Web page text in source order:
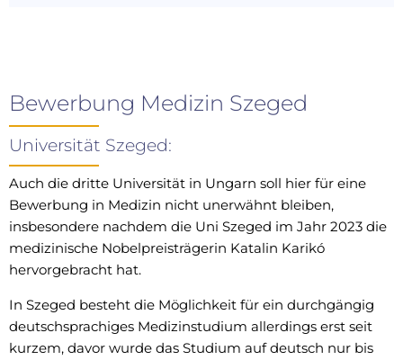
Bewerbung Medizin Szeged
Universität Szeged:
Auch die dritte Universität in Ungarn soll hier für eine
Bewerbung in Medizin nicht unerwähnt bleiben,
insbesondere nachdem die Uni Szeged im Jahr 2023 die
medizinische Nobelpreisträgerin Katalin Karikó
hervorgebracht hat.
In Szeged besteht die Möglichkeit für ein durchgängig
deutschsprachiges Medizinstudium allerdings erst seit
kurzem, davor wurde das Studium auf deutsch nur bis